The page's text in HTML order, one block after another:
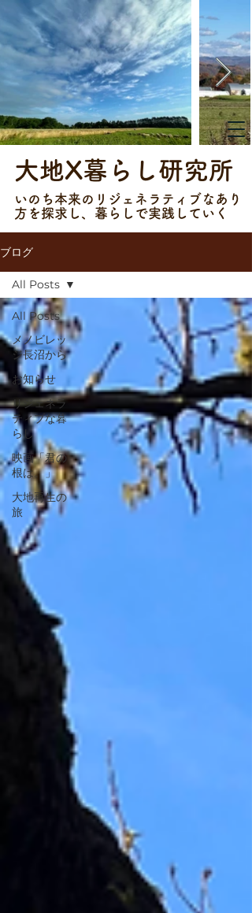
大地X暮らし研究所
​​いのち本来のリジェネラティブなあり
方を探求し、暮らしで実践していく
ブログ
All Posts
メノビレッ
ジ長沼から
お知らせ
リジェネラ
ティブな暮
らし
映画「君の
根は。」
大地再生の
旅
All Posts